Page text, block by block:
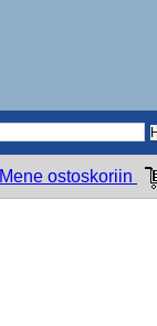
Mene ostoskoriin